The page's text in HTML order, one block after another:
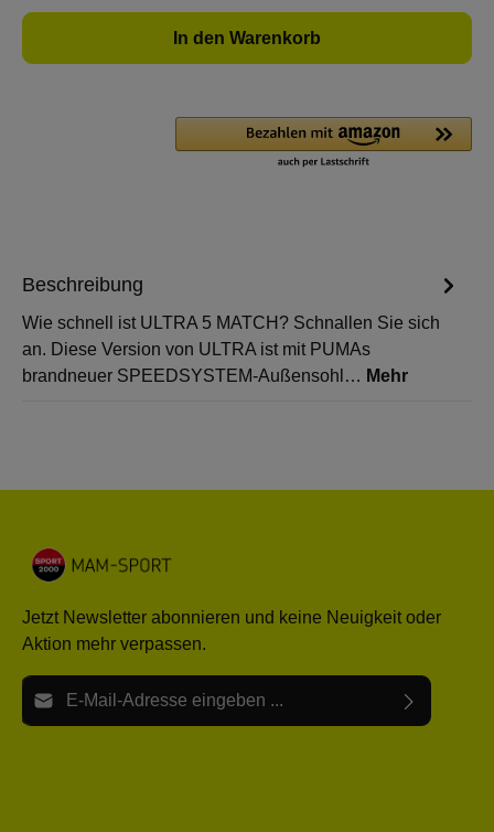
In den Warenkorb
Beschreibung
Wie schnell ist ULTRA 5 MATCH? Schnallen Sie sich
an. Diese Version von ULTRA ist mit PUMAs
brandneuer SPEEDSYSTEM-Außensohl… Mehr
Jetzt Newsletter abonnieren und keine Neuigkeit oder
Aktion mehr verpassen.
E-Mail-Adresse*